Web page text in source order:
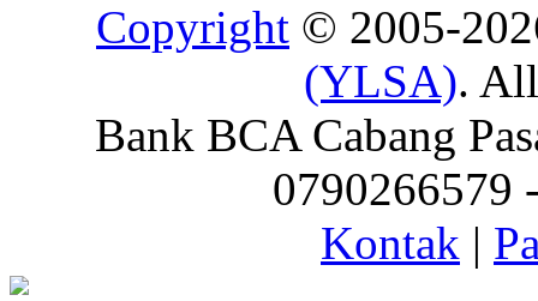
Copyright © 2005-
(YLSA).
Bank BCA Cabang
0790266579
Kontak |